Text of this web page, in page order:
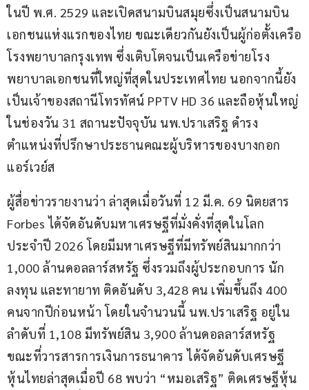
ในปี พ.ศ. 2529 และเปิดสนามบินสมุยซึ่งเป็นสนามบิน
เอกชนแห่งแรกของไทย ขณะเดียวกันยังเป็นผู้ก่อตั้งเครือ
โรงพยาบาลกรุงเทพ ซึ่งเติบโตจนเป็นเครือข่ายโรง
พยาบาลเอกชนที่ใหญ่ที่สุดในประเทศไทย นอกจากนี้ยัง
เป็นเจ้าของสถานีโทรทัศน์ PPTV HD 36 และถือหุ้นใหญ่
ในช่องวัน 31 สถานะปัจจุบัน นพ.ปราเสริฐ ดำรง
ตำแหน่งที่ปรึกษาประธานคณะผู้บริหารของบางกอก
แอร์เวย์ส
ผู้สื่อข่าวรายงานว่า ล่าสุดเมื่อวันที่ 12 มี.ค. 69 นิตยสาร
Forbes ได้จัดอันดับมหาเศรษฐีที่มั่งคั่งที่สุดในโลก
ประจำปี 2026 โดยมีมหาเศรษฐีที่มีทรัพย์สินมากกว่า
1,000 ล้านดอลลาร์สหรัฐ ซึ่งรวมถึงผู้ประกอบการ นัก
ลงทุน และทายาท ติดอันดับ 3,428 คน เพิ่มขึ้นถึง 400
คนจากปีก่อนหน้า โดยในจำนวนนี้ นพ.ปราเสริฐ อยู่ใน
ลำดับที่ 1,108 มีทรัพย์สิน 3,900 ล้านดอลลาร์สหรัฐ
ขณะที่วารสารการเงินการธนาคาร ได้จัดอันดับเศรษฐี
หุ้นไทยล่าสุดเมื่อปี 68 พบว่า “หมอเสริฐ” ติดเศรษฐีหุ้น